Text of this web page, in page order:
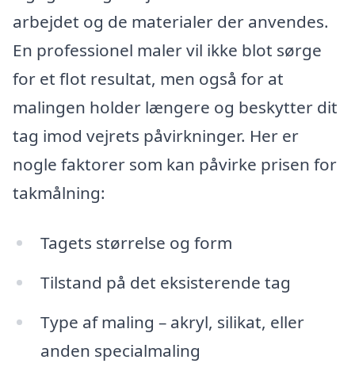
arbejdet og de materialer der anvendes.
En professionel maler vil ikke blot sørge
for et flot resultat, men også for at
malingen holder længere og beskytter dit
tag imod vejrets påvirkninger. Her er
nogle faktorer som kan påvirke prisen for
takmålning:
Tagets størrelse og form
Tilstand på det eksisterende tag
Type af maling – akryl, silikat, eller
anden specialmaling